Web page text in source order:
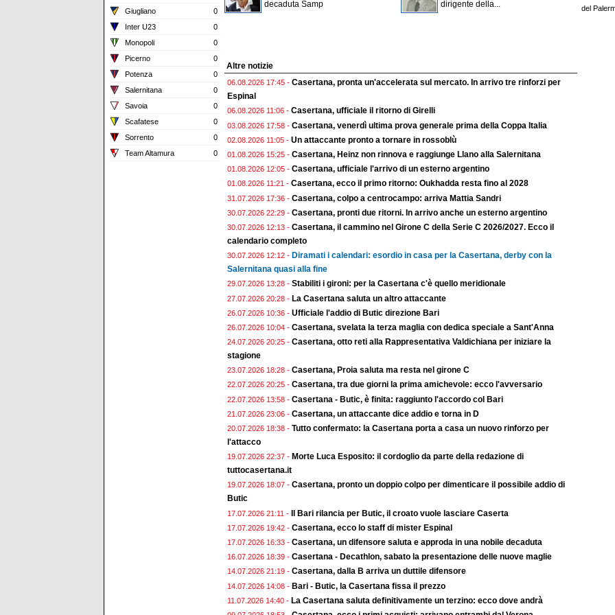
Giugliano
0
Inter U23
0
Monopoli
0
Picerno
0
Potenza
0
Salernitana
0
Savoia
0
Scafatese
0
Sorrento
0
Team Altamura
0
decaduta Samp dirigente della...
Altre notizie
06.08.2026 17:45 - Casertana, pronta un'accelerata sul mercato. In arrivo tre rinforzi per
Espinal
06.08.2026 11:06 - Casertana, ufficiale il ritorno di Girelli
03.08.2026 17:58 - Casertana, venerdì ultima prova generale prima della Coppa Italia
02.08.2026 11:05 - Un attaccante pronto a tornare in rossoblù
01.08.2026 15:25 - Casertana, Heinz non rinnova e raggiunge Llano alla Salernitana
01.08.2026 12:05 - Casertana, ufficiale l'arrivo di un esterno argentino
01.08.2026 11:21 - Casertana, ecco il primo ritorno: Oukhadda resta fino al 2028
31.07.2026 17:36 - Casertana, colpo a centrocampo: arriva Mattia Sandri
30.07.2026 22:29 - Casertana, pronti due ritorni. In arrivo anche un esterno argentino
30.07.2026 12:13 - Casertana, il cammino nel Girone C della Serie C 2026/2027. Ecco il
calendario completo
30.07.2026 12:12 - Diramati i calendari: esordio in casa per la Casertana, derby con la
Salernitana quasi alla fine
29.07.2026 13:28 - Stabiliti i gironi: per la Casertana c'è quello meridionale
27.07.2026 20:28 - La Casertana saluta un altro attaccante
26.07.2026 10:36 - Ufficiale l'addio di Butic direzione Bari
26.07.2026 10:04 - Casertana, svelata la terza maglia con dedica speciale a Sant'Anna
24.07.2026 20:25 - Casertana, otto reti alla Rappresentativa Valdichiana per iniziare la
stagione
23.07.2026 18:28 - Casertana, Proia saluta ma resta nel girone C
22.07.2026 20:25 - Casertana, tra due giorni la prima amichevole: ecco l'avversario
22.07.2026 13:58 - Casertana - Butic, è finita: raggiunto l'accordo col Bari
21.07.2026 23:06 - Casertana, un attaccante dice addio e torna in D
20.07.2026 18:38 - Tutto confermato: la Casertana porta a casa un nuovo rinforzo per
l'attacco
19.07.2026 22:37 - Morte Luca Esposito: il cordoglio da parte della redazione di
tuttocasertana.it
19.07.2026 18:07 - Casertana, pronto un doppio colpo per dimenticare il possibile addio di
Butic
17.07.2026 21:11 - Il Bari rilancia per Butic, il croato vuole lasciare Caserta
17.07.2026 19:42 - Casertana, ecco lo staff di mister Espinal
17.07.2026 16:33 - Casertana, un difensore saluta e approda in una nobile decaduta
16.07.2026 18:39 - Casertana - Decathlon, sabato la presentazione delle nuove maglie
14.07.2026 21:19 - Casertana, dalla B arriva un duttile difensore
14.07.2026 14:08 - Bari - Butic, la Casertana fissa il prezzo
11.07.2026 14:40 - La Casertana saluta definitivamente un terzino: ecco dove andrà
del